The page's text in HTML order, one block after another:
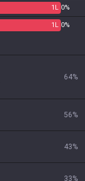
1 L 0%
1 L 0%
64%
56%
43%
33%